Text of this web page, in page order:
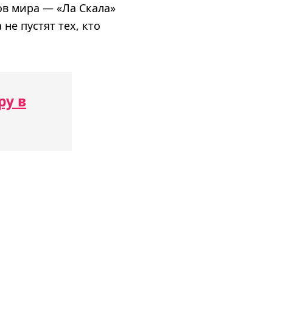
мира — «Ла Скала»
пустят тех, кто
в